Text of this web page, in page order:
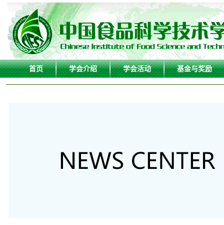
首页 学会介绍 学会活动 基金与奖励